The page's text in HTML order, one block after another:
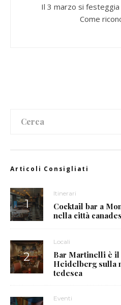
Il 3 marzo si festeggia
Come
Articoli Consigliati
Itinerari
Cocktail bar a
nella città
Locali
Bar Martinelli è il
Heidelberg sulla
tedesca
Eventi